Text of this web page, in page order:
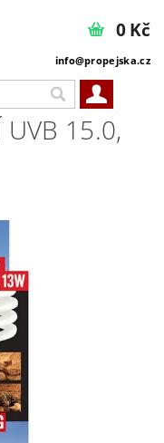
info@propejska.cz
0 Kč
UVB 15.0,